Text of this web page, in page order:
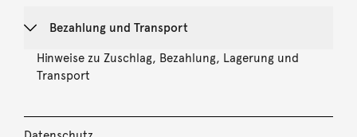
Bezahlung und Transport
Hinweise zu Zuschlag, Bezahlung, Lagerung und
Transport